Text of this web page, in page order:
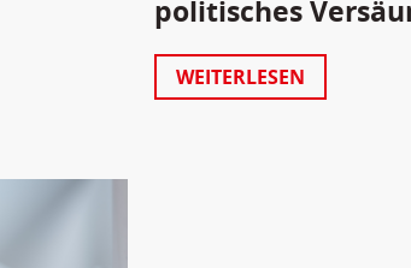
politisches
WEITERLESEN